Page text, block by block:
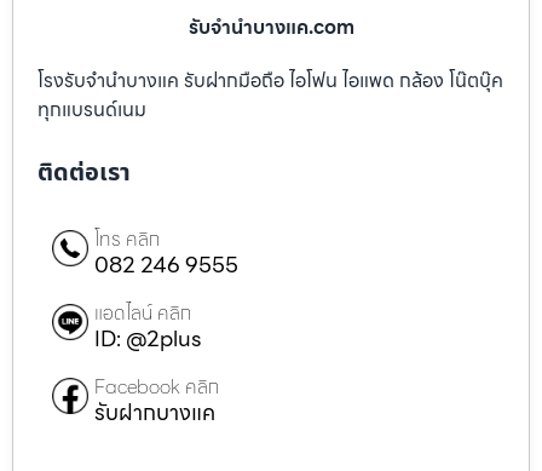
รับจํานําบางแค.com
โรงรับจำนำบางแค รับฝากมือถือ ไอโฟน ไอแพด กล้อง โน๊ตบุ๊ค
ทุกแบรนด์เนม
ติดต่อเรา
โทร คลิก
082 246 9555
แอดไลน์ คลิก
ID: @2plus
Facebook คลิก
รับฝากบางแค